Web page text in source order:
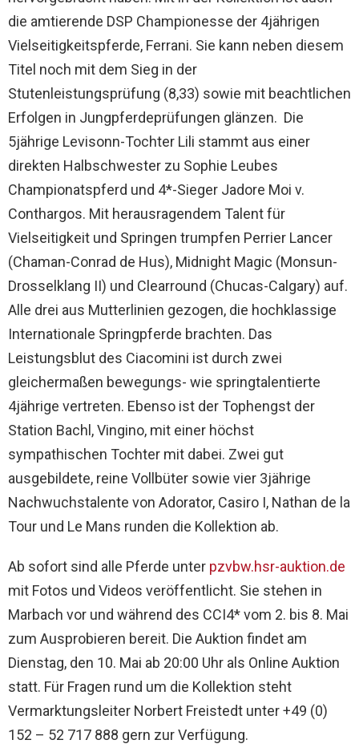
die amtierende DSP Championesse der 4jährigen
Vielseitigkeitspferde, Ferrani. Sie kann neben diesem
Titel noch mit dem Sieg in der
Stutenleistungsprüfung (8,33) sowie mit beachtlichen
Erfolgen in Jungpferdeprüfungen glänzen. Die
5jährige Levisonn-Tochter Lili stammt aus einer
direkten Halbschwester zu Sophie Leubes
Championatspferd und 4*-Sieger Jadore Moi v.
Conthargos. Mit herausragendem Talent für
Vielseitigkeit und Springen trumpfen Perrier Lancer
(Chaman-Conrad de Hus), Midnight Magic (Monsun-
Drosselklang II) und Clearround (Chucas-Calgary) auf.
Alle drei aus Mutterlinien gezogen, die hochklassige
Internationale Springpferde brachten. Das
Leistungsblut des Ciacomini ist durch zwei
gleichermaßen bewegungs- wie springtalentierte
4jährige vertreten. Ebenso ist der Tophengst der
Station Bachl, Vingino, mit einer höchst
sympathischen Tochter mit dabei. Zwei gut
ausgebildete, reine Vollbüter sowie vier 3jährige
Nachwuchstalente von Adorator, Casiro I, Nathan de la
Tour und Le Mans runden die Kollektion ab.
Ab sofort sind alle Pferde unter pzvbw.hsr-auktion.de
mit Fotos und Videos veröffentlicht. Sie stehen in
Marbach vor und während des CCI4* vom 2. bis 8. Mai
zum Ausprobieren bereit. Die Auktion findet am
Dienstag, den 10. Mai ab 20:00 Uhr als Online Auktion
statt. Für Fragen rund um die Kollektion steht
Vermarktungsleiter Norbert Freistedt unter +49 (0)
152 – 52 717 888 gern zur Verfügung.